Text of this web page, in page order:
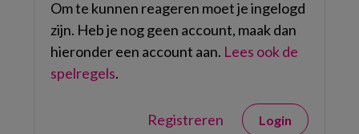
Om te kunnen reageren moet je ingelogd
zijn. Heb je nog geen account, maak dan
hieronder een account aan. Lees ook de
spelregels.
Registreren Login